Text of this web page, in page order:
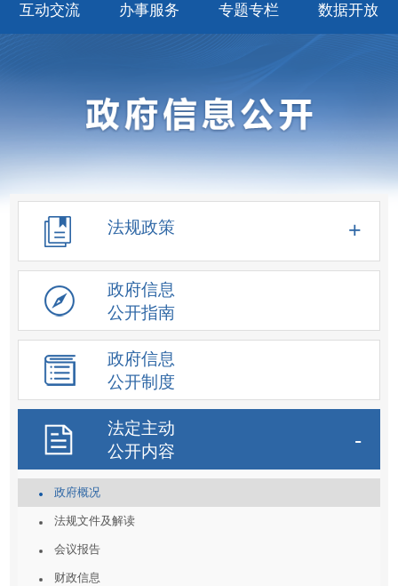
互动交流 办事服务 专题专栏 数据开放
法规政策
政府信息
公开指南
政府信息
公开制度
法定主动
公开内容
政府概况
法规文件及解读
会议报告
财政信息